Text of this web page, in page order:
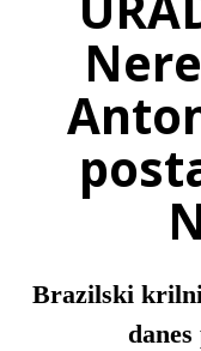
Brazilski krilni